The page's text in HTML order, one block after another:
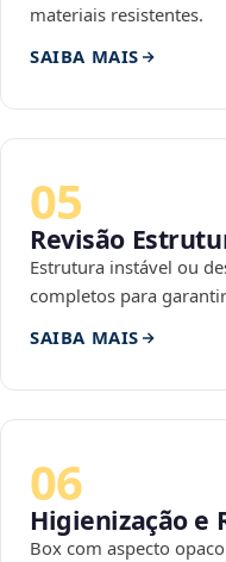
materiais resistentes.
SAIBA MAIS
05
Revisão
Estrutura instável ou
completos para
SAIBA MAIS
06
Higienização e
Box com aspecto